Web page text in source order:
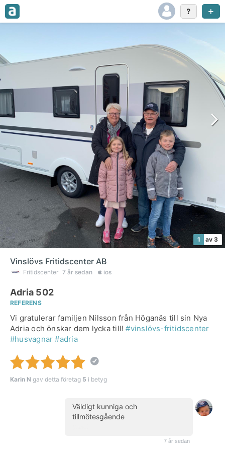
1 av 3
Vinslövs Fritidscenter AB
Fritidscenter 7 år sedan ios
Adria 502
REFERENS
Vi gratulerar familjen Nilsson från Höganäs till sin Nya
Adria och önskar dem lycka till!#vinslövs-fritidscenter
#husvagnar #adria
Karin N gav detta företag 5 i betyg
Väldigt kunniga och
tillmötesgående
7 år sedan